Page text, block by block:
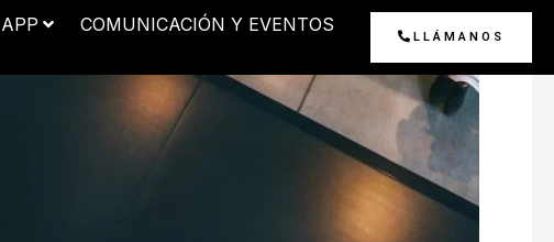
COMUNICACIÓN Y EVENTOS
LLÁMANOS